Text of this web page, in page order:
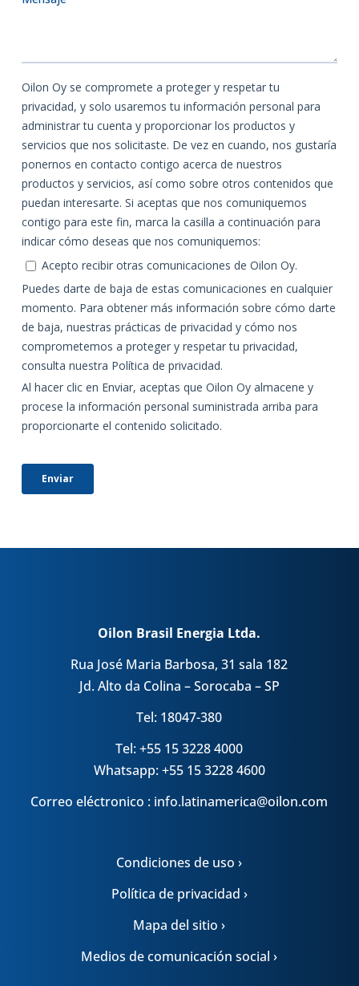
Oilon Brasil Energia Ltda.
Rua José Maria Barbosa, 31 sala 182
Jd. Alto da Colina – Sorocaba – SP
Tel: 18047-380
Tel: +55 15 3228 4000
Whatsapp: +55 15 3228 4600
Correo eléctronico : info.latinamerica@oilon.com
Condiciones de uso ›
Política de privacidad ›
Mapa del sitio ›
Medios de comunicación social ›